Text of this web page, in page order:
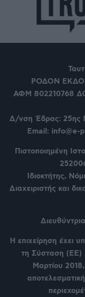
ΡΟΔΟΝ
ΑΦΜ 802210768
Δ/νση Έδρας: 25ης
Email: info@e-
Πιστοποιημένη
Ιδιοκτήτης,
Διαχειριστής και
Η επιχείρηση έχει
τη Σύσταση (ΕΕ)
Μαρτίου